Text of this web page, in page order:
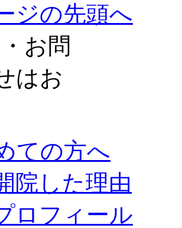
ジの先頭へ
ての方へ
院した理由
ロフィール